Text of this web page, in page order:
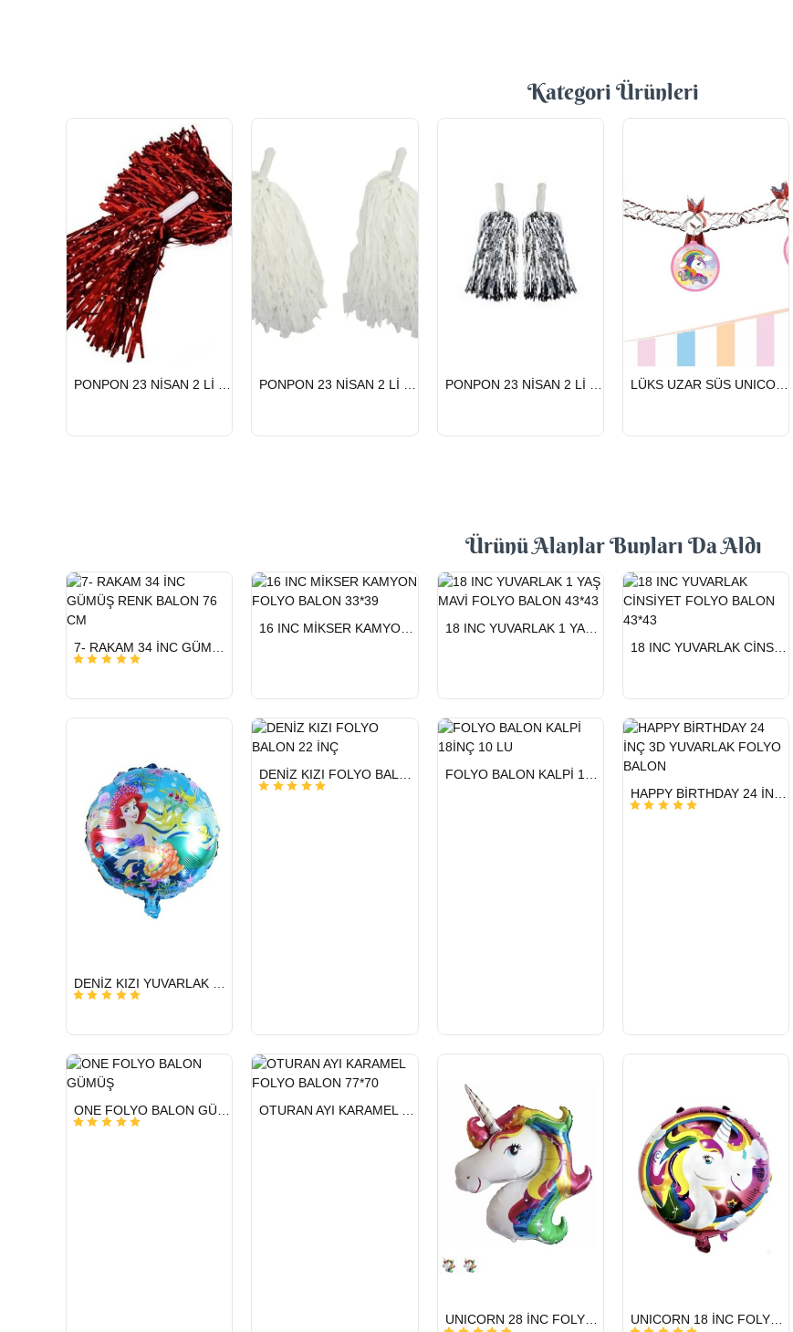
Kategori Ürünleri
GÖNDERİ
GÖNDERİ
GÖNDERİ
GÖNDERİ
LÜKS UZAR SÜS UNICORN
Ürünü Alanlar Bunları Da Aldı
GÖNDERİ
GÖNDERİ
GÖNDERİ
18 INC YUVARLAK 1 YAŞ MAVİ FOLYO BALON 43*43
GÖNDERİ
18 INC YUVARLAK CİNSİYET FOLYO BALON 43*43
HIZLI
GÖNDERİ
HIZLI
GÖNDERİ
GÖNDERİ
GÖNDERİ
GÖNDERİ
GÖNDERİ
HIZLI
GÖNDERİ
UNICORN 28 İNC FOLYO BALON
HIZLI
GÖNDERİ
UNICORN 18 İNC FOLYO BALON